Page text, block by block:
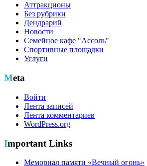
Аттракционы
Без рубрики
Дендрарий
Новости
Семейное кафе "Ассоль"
Спортивные площадки
Услуги
Meta
Войти
Лента записей
Лента комментариев
WordPress.org
Important Links
Мемориал памяти «Вечный огонь»